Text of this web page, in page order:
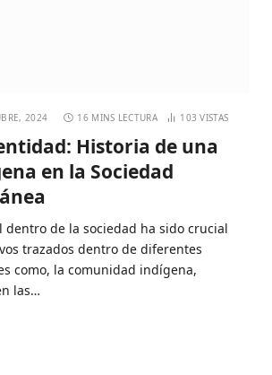
2024 16 MINS LECTURA 103VISTAS
Historia de una
en la Sociedad
dentro de la sociedad ha sido crucial
trazados dentro de diferentes
como, la comunidad indígena,
las…